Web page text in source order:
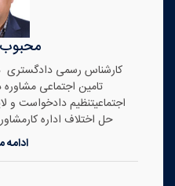
محبوب
کارشناس رسمی دادگستری
تامین اجتماعی مشاوره
اجتماعیتنظیم دادخواست و
حل اختلاف اداره